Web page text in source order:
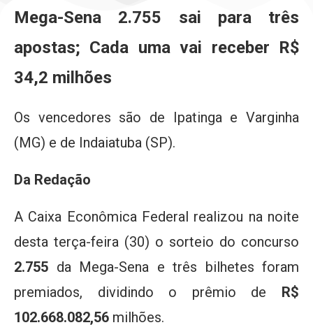
Mega-Sena 2.755 sai para três
apostas; Cada uma vai receber R$
34,2 milhões
Os vencedores são de Ipatinga e Varginha
(MG) e de Indaiatuba (SP).
Da Redação
A Caixa Econômica Federal realizou na noite
desta terça-feira (30) o sorteio do concurso
2.755 da Mega-Sena e três bilhetes foram
premiados, dividindo o prêmio de R$
102.668.082,56 milhões.